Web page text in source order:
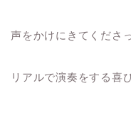
声をかけにきてくださ
リアルで演奏をする喜